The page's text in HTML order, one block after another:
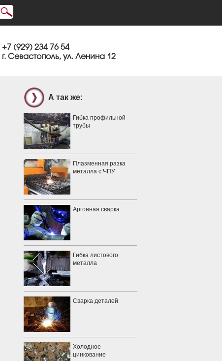
+7 (929) 234 76 54
г. Севастополь, ул. Ленина 12
А так же:
Гибка профильной
трубы
Плазменная разка
металла c ЧПУ
Аргонная сварка
Гибка листового
металла
Сварка деталей
Холодное
цинкование